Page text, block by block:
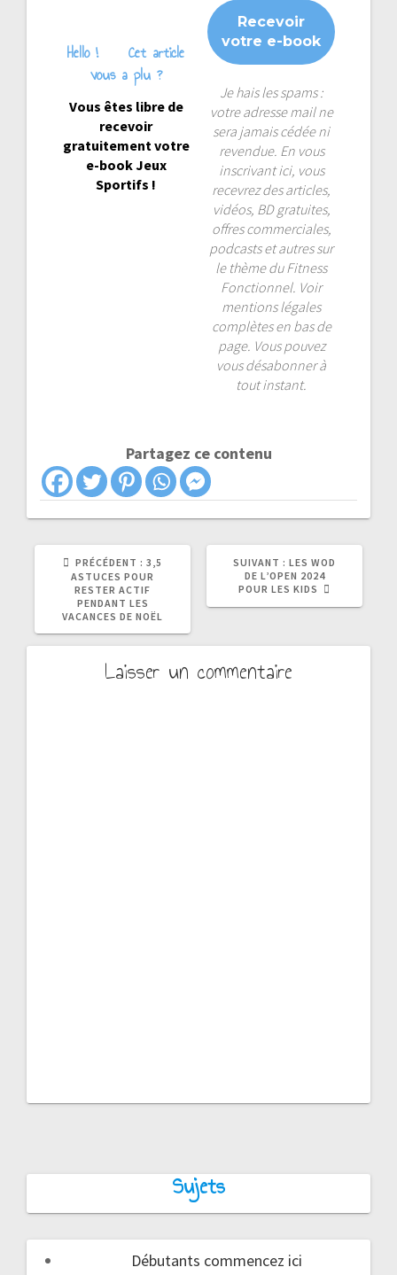
Hello !
Cet article
vous a plu ?
Vous êtes libre de
recevoir
gratuitement votre
e-book Jeux
Sportifs !
Je hais les spams :
votre adresse mail ne
sera jamais cédée ni
revendue. En vous
inscrivant ici, vous
recevrez des articles,
vidéos, BD gratuites,
offres commerciales,
podcasts et autres sur
le thème du Fitness
Fonctionnel. Voir
mentions légales
complètes en bas de
page. Vous pouvez
vous désabonner à
tout instant.
Partagez ce contenu
PRÉCÉDENT : ARTICLE
PRÉCÉDENT
:
3,5
ASTUCES POUR
RESTER ACTIF
PENDANT LES
VACANCES DE NOËL
SUIVANT : ARTICLE
SUIVANT
:
LES WOD
DE L’OPEN 2024
POUR LES KIDS
Laisser un commentaire
Sujets
Débutants commencez ici